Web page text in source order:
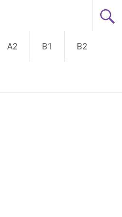
A2 B1 B2